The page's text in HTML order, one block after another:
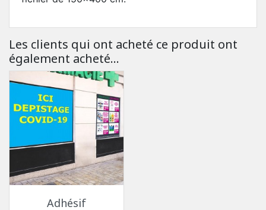
Les clients qui ont acheté ce produit ont
également acheté...
Adhésif